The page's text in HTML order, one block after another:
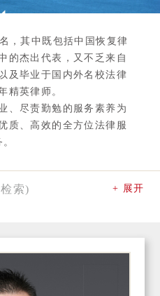
，其中既包括中国恢复律
的杰出代表，又不乏来自
及毕业于国内外名校法律
精英律师。
、尽责勤勉的服务素养为
质、高效的全方位法律服
索) + 展开